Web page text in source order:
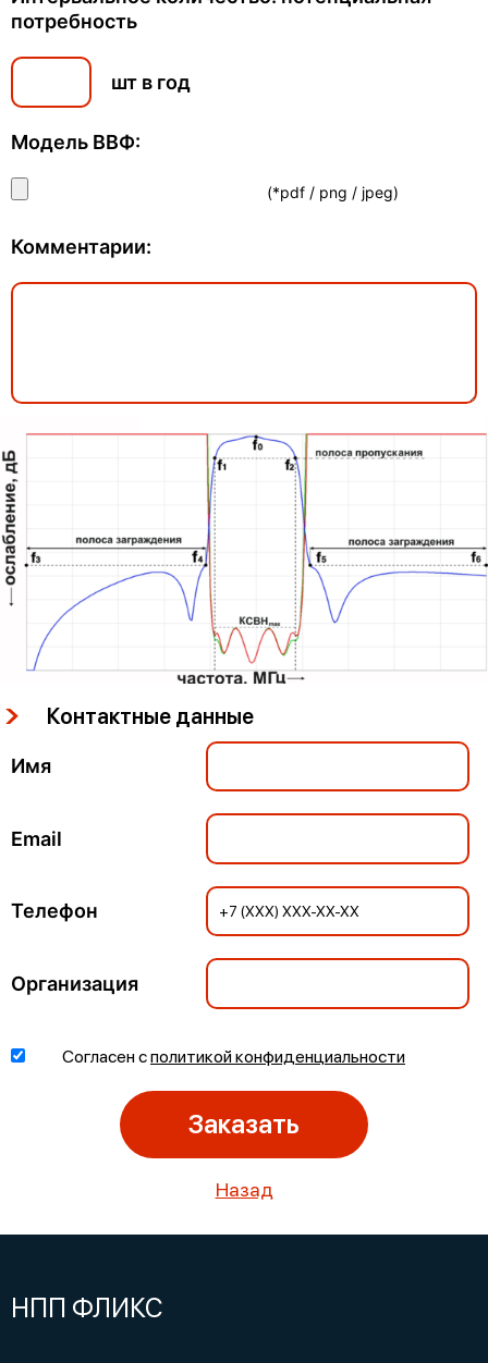
потребность
шт в год
Модель ВВФ:
(*pdf / png / jpeg)
Комментарии:
Контактные данные
Имя
Email
Телефон
Организация
Согласен сполитикой конфиденциальности
Заказать
Назад
НПП ФЛИКС